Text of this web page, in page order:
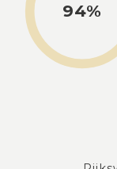
94%